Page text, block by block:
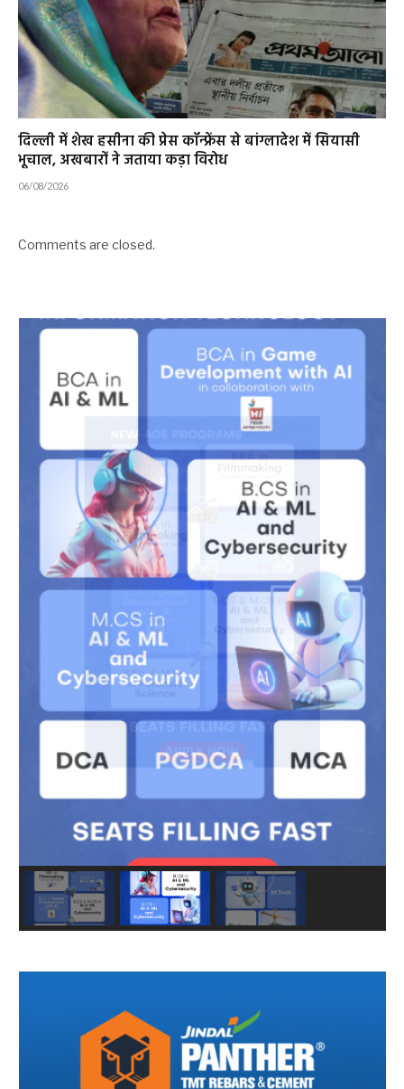
दिल्ली में शेख हसीना की प्रेस कॉन्फ्रेंस से बांग्लादेश में सियासी
भूचाल, अखबारों ने जताया कड़ा विरोध
06/08/2026
Comments are closed.